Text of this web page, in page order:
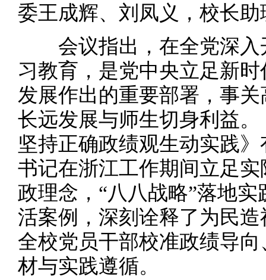
委王成辉、刘凤义，校长
会议指出，在全党深入
习教育，是党中央立足新
发展作出的重要部署，事
长远发展与师生切身利益
坚持正确政绩观生动实践
书记在浙江工作期间立足
政理念，“八八战略”落地
活案例，深刻诠释了为民
全校党员干部校准政绩导
材与实践遵循。